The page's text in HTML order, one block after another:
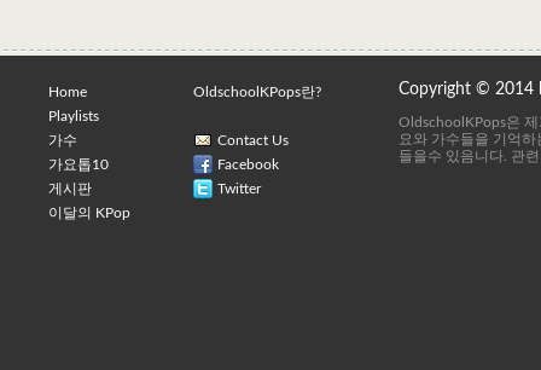
Home
Playlists
가수
가요톱10
게시판
이달의 KPop
OldschoolKPops란?
Contact Us
Facebook
Twitter
Copyright © 2014
OldschoolKPops은
요와 가수들을 기억
들을수 있음니다. 관